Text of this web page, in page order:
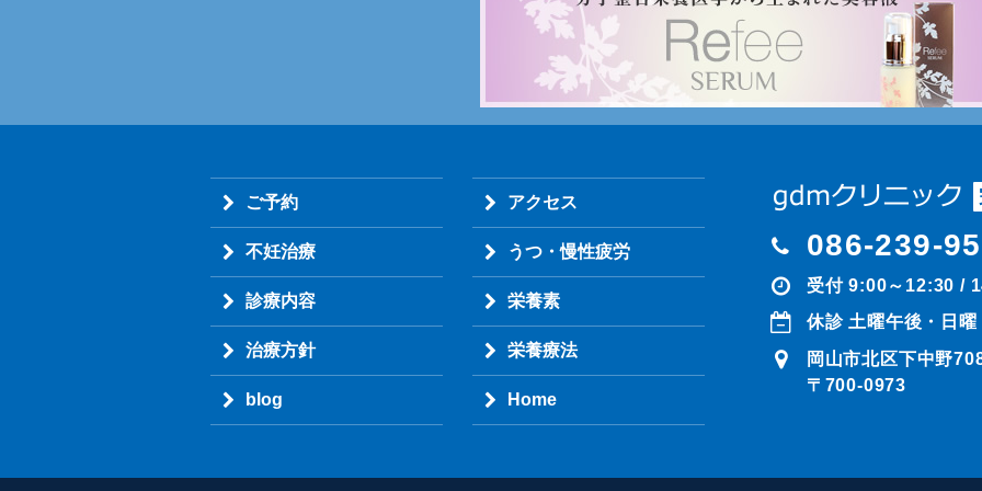
ご予約 アクセス
不妊治療 うつ・慢性疲労
診療内容 栄養素
治療方針 栄養療法
blog Home
086-239-
受付 9:00～12:30 /
休診 土曜午後・日曜
岡山市北区下中野
〒700-0973